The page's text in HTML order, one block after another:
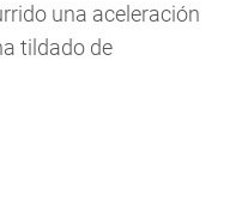
una aceleración
tildado de